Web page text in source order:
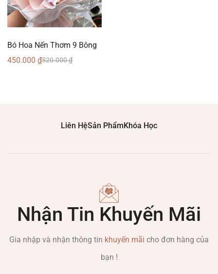
Bó Hoa Nến Thơm 9 Bông
520.000₫
450.000 ₫
Liên HệSản PhẩmKhóa Học
Nhận Tin Khuyến Mãi
Gia nhập và nhận thông tin khuyến mãi cho đơn hàng của
bạn !